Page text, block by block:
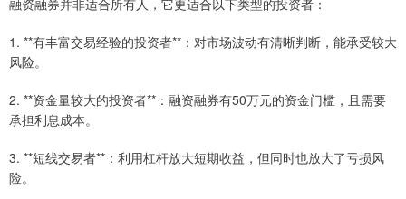
1. **有丰富交易经验的投资者**：对市场波动有清晰判断，能承受较大
风险。
2. **资金量较大的投资者**：融资融券有50万元的资金门槛，且需要
承担利息成本。
3. **短线交易者**：利用杠杆放大短期收益，但同时也放大了亏损风
险。